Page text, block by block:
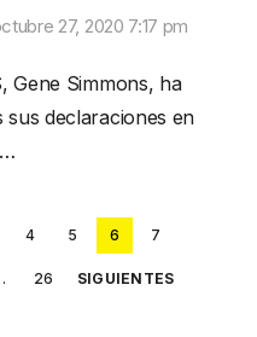
27, 2020 7:17 pm
Gene Simmons, ha
declaraciones en
4 5 6 7
26 SIGUIENTES